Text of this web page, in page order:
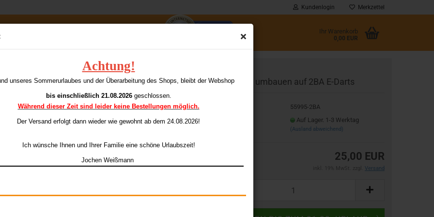
Achtung!
unseres Sommerurlaubes und der Überarbeitung des Shops, bleibt der Webshop
bis einschließlich 21.08.2026geschlossen.
Während dieser Zeit sind leider keine Bestellungen möglich.
Der Versand erfolgt dann wieder wie gewohnt ab dem 24.08.2026!
Ich wünsche Ihnen und Ihrer Familie eine schöne Urlaubszeit!
Jochen Weißmann
Kundenlogin
Passwort
Merkzettel
Ihr Warenkorb
0,00 EUR
Kategorie Steel-Darts umbauen auf 2BA E-Darts
55995-2BA
Auf Lager. 1-3 Werktag
(Ausland abweichend)
25,00 EUR
Versand